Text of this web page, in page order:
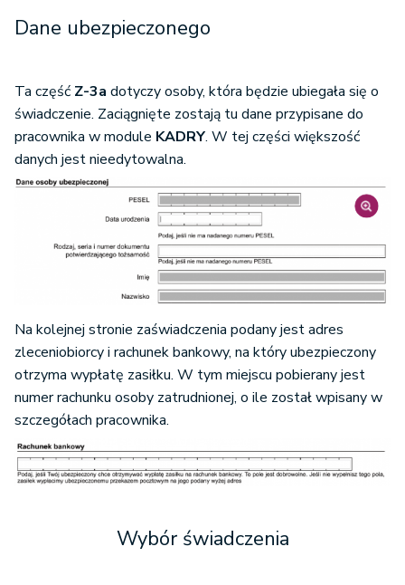
Dane ubezpieczonego
Ta część Z-3a dotyczy osoby, która będzie ubiegała się o
świadczenie. Zaciągnięte zostają tu dane przypisane do
pracownika w module KADRY. W tej części większość
danych jest nieedytowalna.
Na kolejnej stronie zaświadczenia podany jest adres
zleceniobiorcy i rachunek bankowy, na który ubezpieczony
otrzyma wypłatę zasiłku. W tym miejscu pobierany jest
numer rachunku osoby zatrudnionej, o ile został wpisany w
szczegółach pracownika.
Wybór świadczenia